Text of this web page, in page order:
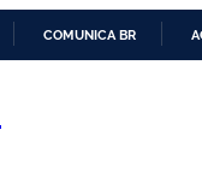
COMUNICA BR